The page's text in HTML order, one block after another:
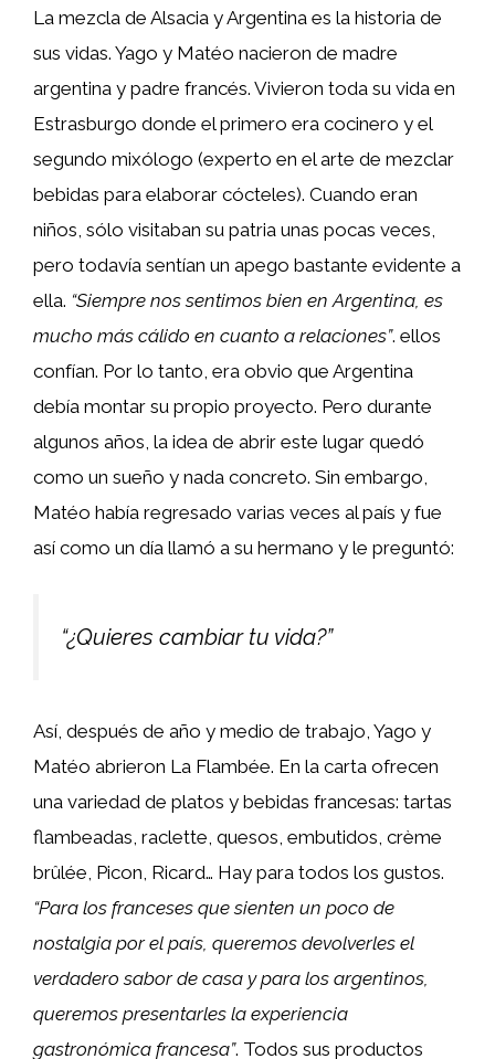
La mezcla de Alsacia y Argentina es la historia de
sus vidas. Yago y Matéo nacieron de madre
argentina y padre francés. Vivieron toda su vida en
Estrasburgo donde el primero era cocinero y el
segundo mixólogo (experto en el arte de mezclar
bebidas para elaborar cócteles). Cuando eran
niños, sólo visitaban su patria unas pocas veces,
pero todavía sentían un apego bastante evidente a
ella. “Siempre nos sentimos bien en Argentina, es
mucho más cálido en cuanto a relaciones”. ellos
confían. Por lo tanto, era obvio que Argentina
debía montar su propio proyecto. Pero durante
algunos años, la idea de abrir este lugar quedó
como un sueño y nada concreto. Sin embargo,
Matéo había regresado varias veces al país y fue
así como un día llamó a su hermano y le preguntó:
“¿Quieres cambiar tu vida?”
Así, después de año y medio de trabajo, Yago y
Matéo abrieron La Flambée. En la carta ofrecen
una variedad de platos y bebidas francesas: tartas
flambeadas, raclette, quesos, embutidos, crème
brûlée, Picon, Ricard… Hay para todos los gustos.
“Para los franceses que sienten un poco de
nostalgia por el país, queremos devolverles el
verdadero sabor de casa y para los argentinos,
queremos presentarles la experiencia
gastronómica francesa”. Todos sus productos